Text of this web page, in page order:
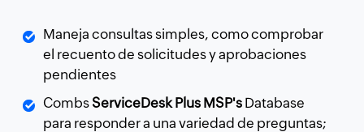
Maneja consultas simples, como comprobar
el recuento de solicitudes y aprobaciones
pendientes
CombsServiceDesk Plus MSP'sDatabase
para responder a una variedad de preguntas;